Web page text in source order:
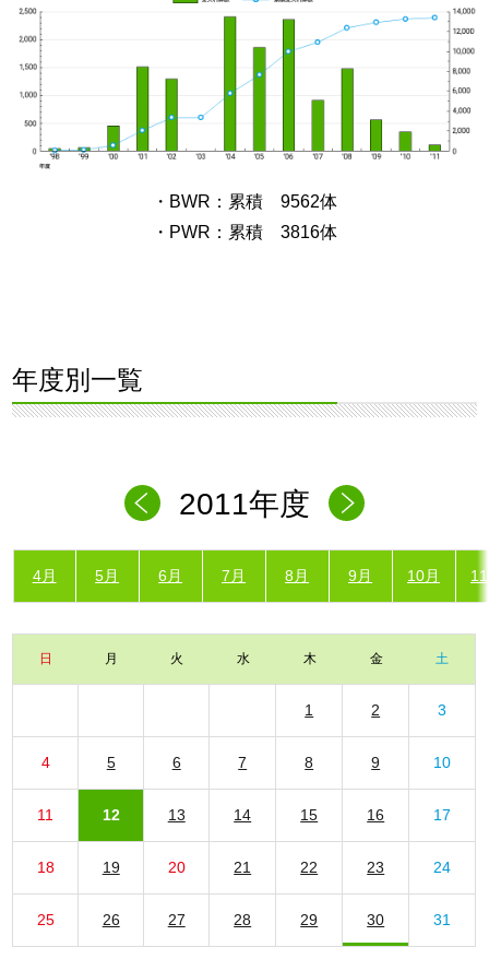
・BWR：累積 9562体
・PWR：累積 3816体
年度別一覧
2011年度
4月 5月 6月 7月 8月 9月 10月
日 月 火 水 木 金 土
1 2 3
4 5 6 7 8 9 10
11 12 13 14 15 16 17
18 19 20 21 22 23 24
25 26 27 28 29 30 31